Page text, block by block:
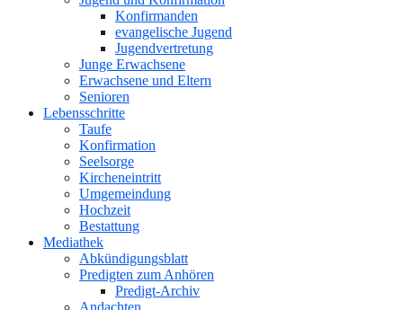
Konfirmanden
evangelische Jugend
Jugendvertretung
Junge Erwachsene
Erwachsene und Eltern
Senioren
Lebensschritte
Taufe
Konfirmation
Seelsorge
Kircheneintritt
Umgemeindung
Hochzeit
Bestattung
Mediathek
Abkündigungsblatt
Predigten zum Anhören
Predigt-Archiv
Andachten